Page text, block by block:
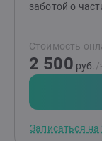
заботой о
Стоимость
2 500 руб. /
Записаться